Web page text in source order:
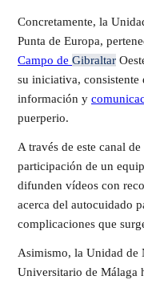
Concretamente, la
Punta de Europa,
Campo de Gibraltar
su iniciativa, consistente
información y
puerperio.
A través de este canal
participación de un
difunden vídeos con
acerca del autocuidado
complicaciones que
Asimismo, la Unidad de
Universitario de Málaga